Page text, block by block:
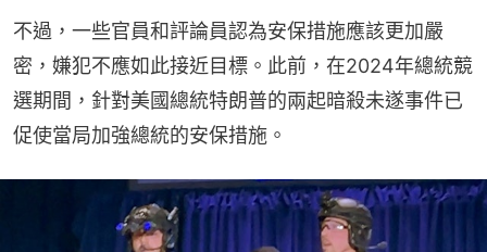
不過，一些官員和評論員認為安保措施應該更加嚴
密，嫌犯不應如此接近目標。此前，在2024年總統競
選期間，針對美國總統特朗普的兩起暗殺未遂事件已
促使當局加強總統的安保措施。